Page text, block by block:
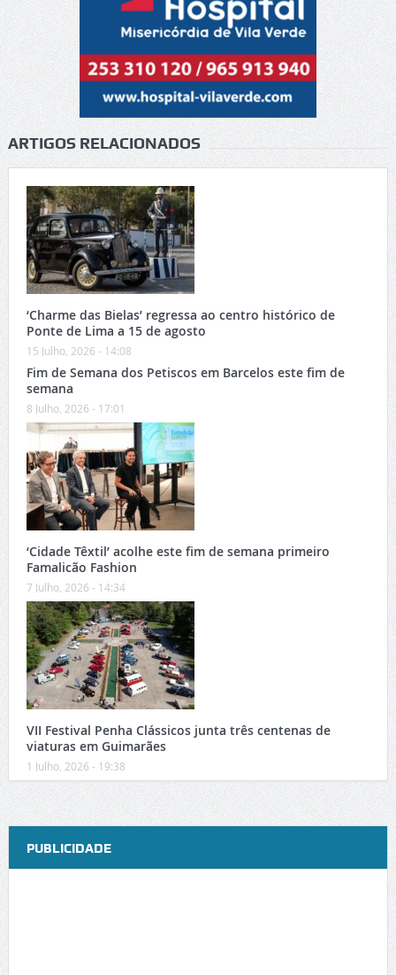
ARTIGOS RELACIONADOS
‘Charme das Bielas’ regressa ao centro histórico de
Ponte de Lima a 15 de agosto
15 Julho, 2026 - 14:08
Fim de Semana dos Petiscos em Barcelos este fim de
semana
8 Julho, 2026 - 17:01
‘Cidade Têxtil’ acolhe este fim de semana primeiro
Famalicão Fashion
7 Julho, 2026 - 14:34
VII Festival Penha Clássicos junta três centenas de
viaturas em Guimarães
1 Julho, 2026 - 19:38
PUBLICIDADE